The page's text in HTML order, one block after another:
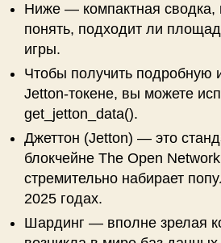
Ниже — компактная сводка,
понять, подходит ли
игры.
Чтобы получить
Jetton-токене, вы можете
get_jetton_data().
Джеттон (Jetton) — это
блокчейне The Open
стремительно набирает
2025 годах.
Шардинг — вполне зрелая